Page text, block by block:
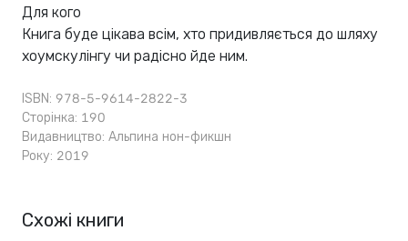
Для кого
Книга буде цікава всім, хто придивляється до шляху
хоумскулінгу чи радісно йде ним.
ISBN: 978-5-9614-2822-3
Сторінка: 190
Видавництво: Альпина нон-фикшн
Року: 2019
Схожі книги